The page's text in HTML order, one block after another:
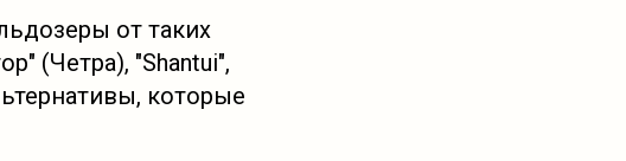
от таких
(Четра), "Shantui",
которые